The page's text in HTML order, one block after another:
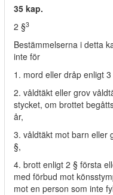
35 kap.
2 §3
Bestämmelserna i detta
inte för
1. mord eller dråp enligt
2. våldtäkt eller grov
stycket, om brottet
år,
3. våldtäkt mot barn eller
§,
4. brott enligt 2 § första
med förbud mot
mot en person som inte